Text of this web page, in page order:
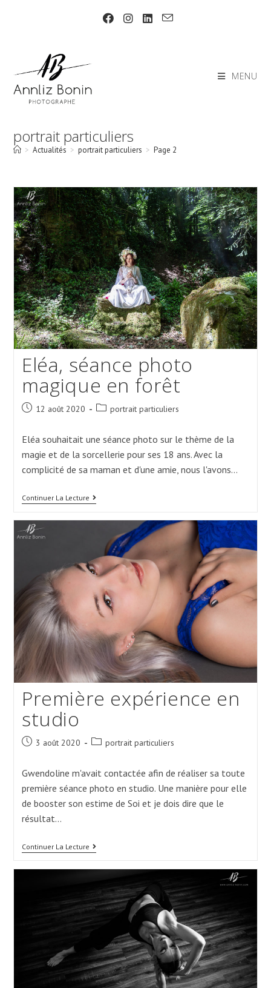
MENU
portrait particuliers
> Actualités > portrait particuliers > Page 2
Eléa, séance photo
magique en forêt
Post 12 août 2020
Postportrait particuliers
Eléa souhaitait une séance photo sur le thème de la
magie et de la sorcellerie pour ses 18 ans. Avec la
complicité de sa maman et d'une amie, nous l'avons…
Continuer La LectureEléa,
Forêt
Première expérience en
studio
Post 3 août 2020
Postportrait particuliers
Gwendoline m'avait contactée afin de réaliser sa toute
première séance photo en studio. Une manière pour elle
de booster son estime de Soi et je dois dire que le
résultat…
Continuer La LecturePremière
Expérience